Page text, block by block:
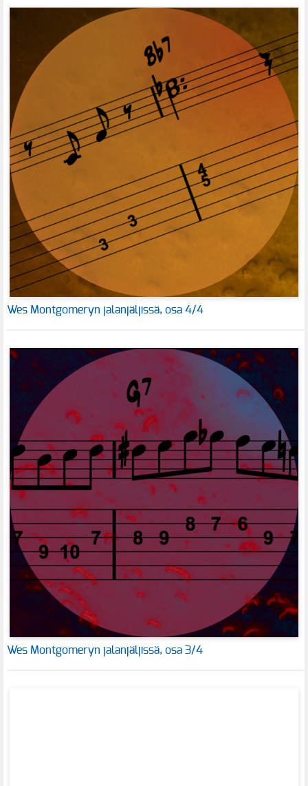
Wes Montgomeryn jalanjäljissä, osa 4/4
Wes Montgomeryn jalanjäljissä, osa 3/4